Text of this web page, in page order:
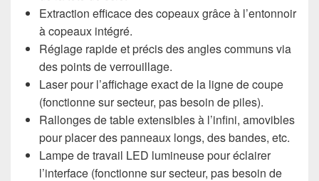
Extraction efficace des copeaux grâce à l’entonnoir
à copeaux intégré.
Réglage rapide et précis des angles communs via
des points de verrouillage.
Laser pour l’affichage exact de la ligne de coupe
(fonctionne sur secteur, pas besoin de piles).
Rallonges de table extensibles à l’infini, amovibles
pour placer des panneaux longs, des bandes, etc.
Lampe de travail LED lumineuse pour éclairer
l’interface (fonctionne sur secteur, pas besoin de